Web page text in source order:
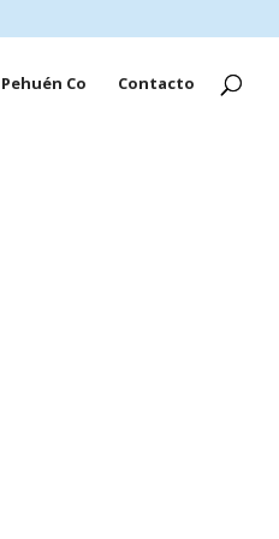
Pehuén Co Contacto